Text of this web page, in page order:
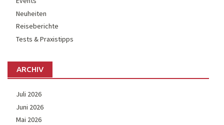
Neuheiten
Reiseberichte
Tests & Praxistipps
ARCHIV
Juli 2026
Juni 2026
Mai 2026